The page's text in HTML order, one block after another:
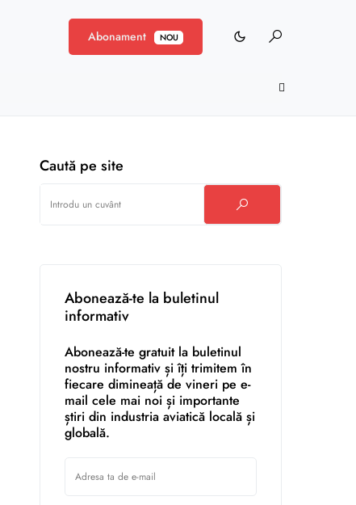
Abonament NOU
Caută pe site
Abonează-te la buletinul
informativ
Abonează-te gratuit la buletinul
nostru informativ și îți trimitem în
fiecare dimineață de vineri pe e-
mail cele mai noi și importante
știri din industria aviatică locală și
globală.